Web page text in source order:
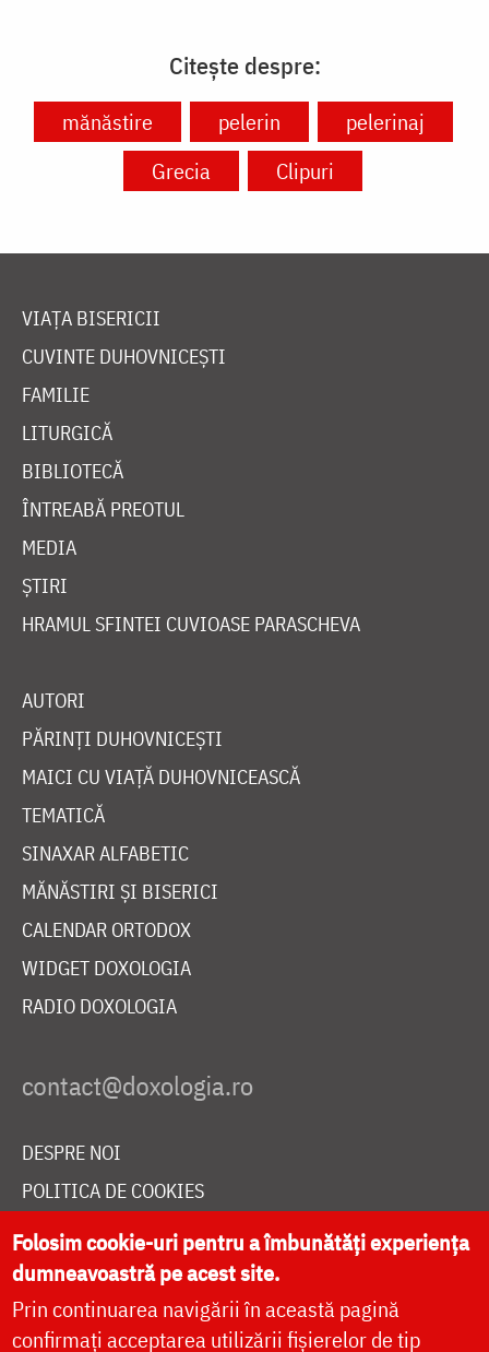
Citește despre:
mănăstire pelerin
pelerinaj
Grecia
Clipuri
VIAȚA BISERICII
CUVINTE DUHOVNICEȘTI
FAMILIE
LITURGICĂ
BIBLIOTECĂ
ÎNTREABĂ PREOTUL
MEDIA
ȘTIRI
HRAMUL SFINTEI CUVIOASE PARASCHEVA
AUTORI
PĂRINȚI DUHOVNICEȘTI
MAICI CU VIAȚĂ DUHOVNICEASCĂ
TEMATICĂ
SINAXAR ALFABETIC
MĂNĂSTIRI ȘI BISERICI
CALENDAR ORTODOX
WIDGET DOXOLOGIA
RADIO DOXOLOGIA
DESPRE NOI
POLITICA DE COOKIES
DONEAZĂ ONLINE PENTRU CATEDRALA NAȚIONALĂ
LIVE
Folosim cookie-uri pentru a îmbunătăți experiența
dumneavoastră pe acest site.
Prin continuarea navigării în această pagină
confirmați acceptarea utilizării fișierelor de tip